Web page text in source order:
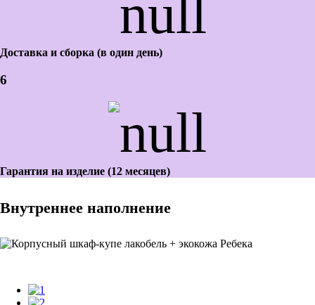
Доставка и сборка (в один день)
6
Гарантия на изделие (12 месяцев)
Внутреннее наполнение